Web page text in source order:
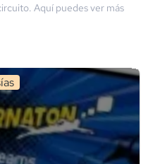
. Aquí puedes ver más
s